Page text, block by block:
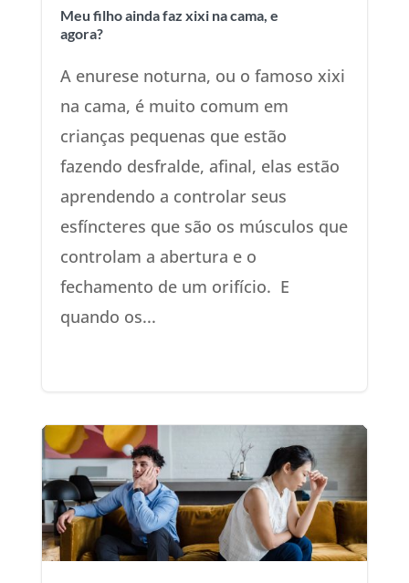
Meu filho ainda faz xixi na cama, e
agora?
A enurese noturna, ou o famoso xixi
na cama, é muito comum em
crianças pequenas que estão
fazendo desfralde, afinal, elas estão
aprendendo a controlar seus
esfíncteres que são os músculos que
controlam a abertura e o
fechamento de um orifício. E
quando os...